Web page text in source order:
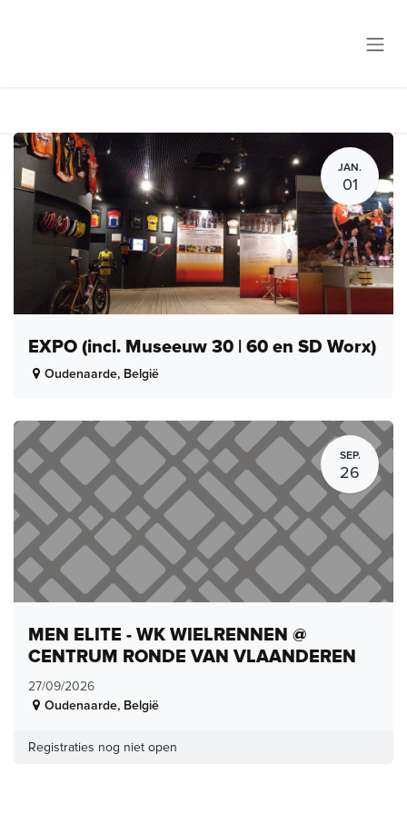
JAN.
01
EXPO (incl. Museeuw 30 | 60 en SD Worx)
Oudenaarde, België
SEP.
26
MEN ELITE - WK WIELRENNEN @
CENTRUM RONDE VAN VLAANDEREN
27/09/2026
Oudenaarde, België
Registraties nog niet open